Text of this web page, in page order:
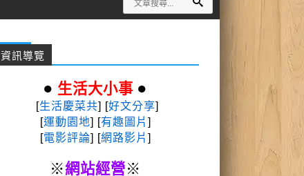
資訊導覽
● 生活大小事 ●
[生活慶菜共] [好文分享]
[運動園地] [有趣圖片 ]
[電影評論] [網路影片 ]
※網站經營※